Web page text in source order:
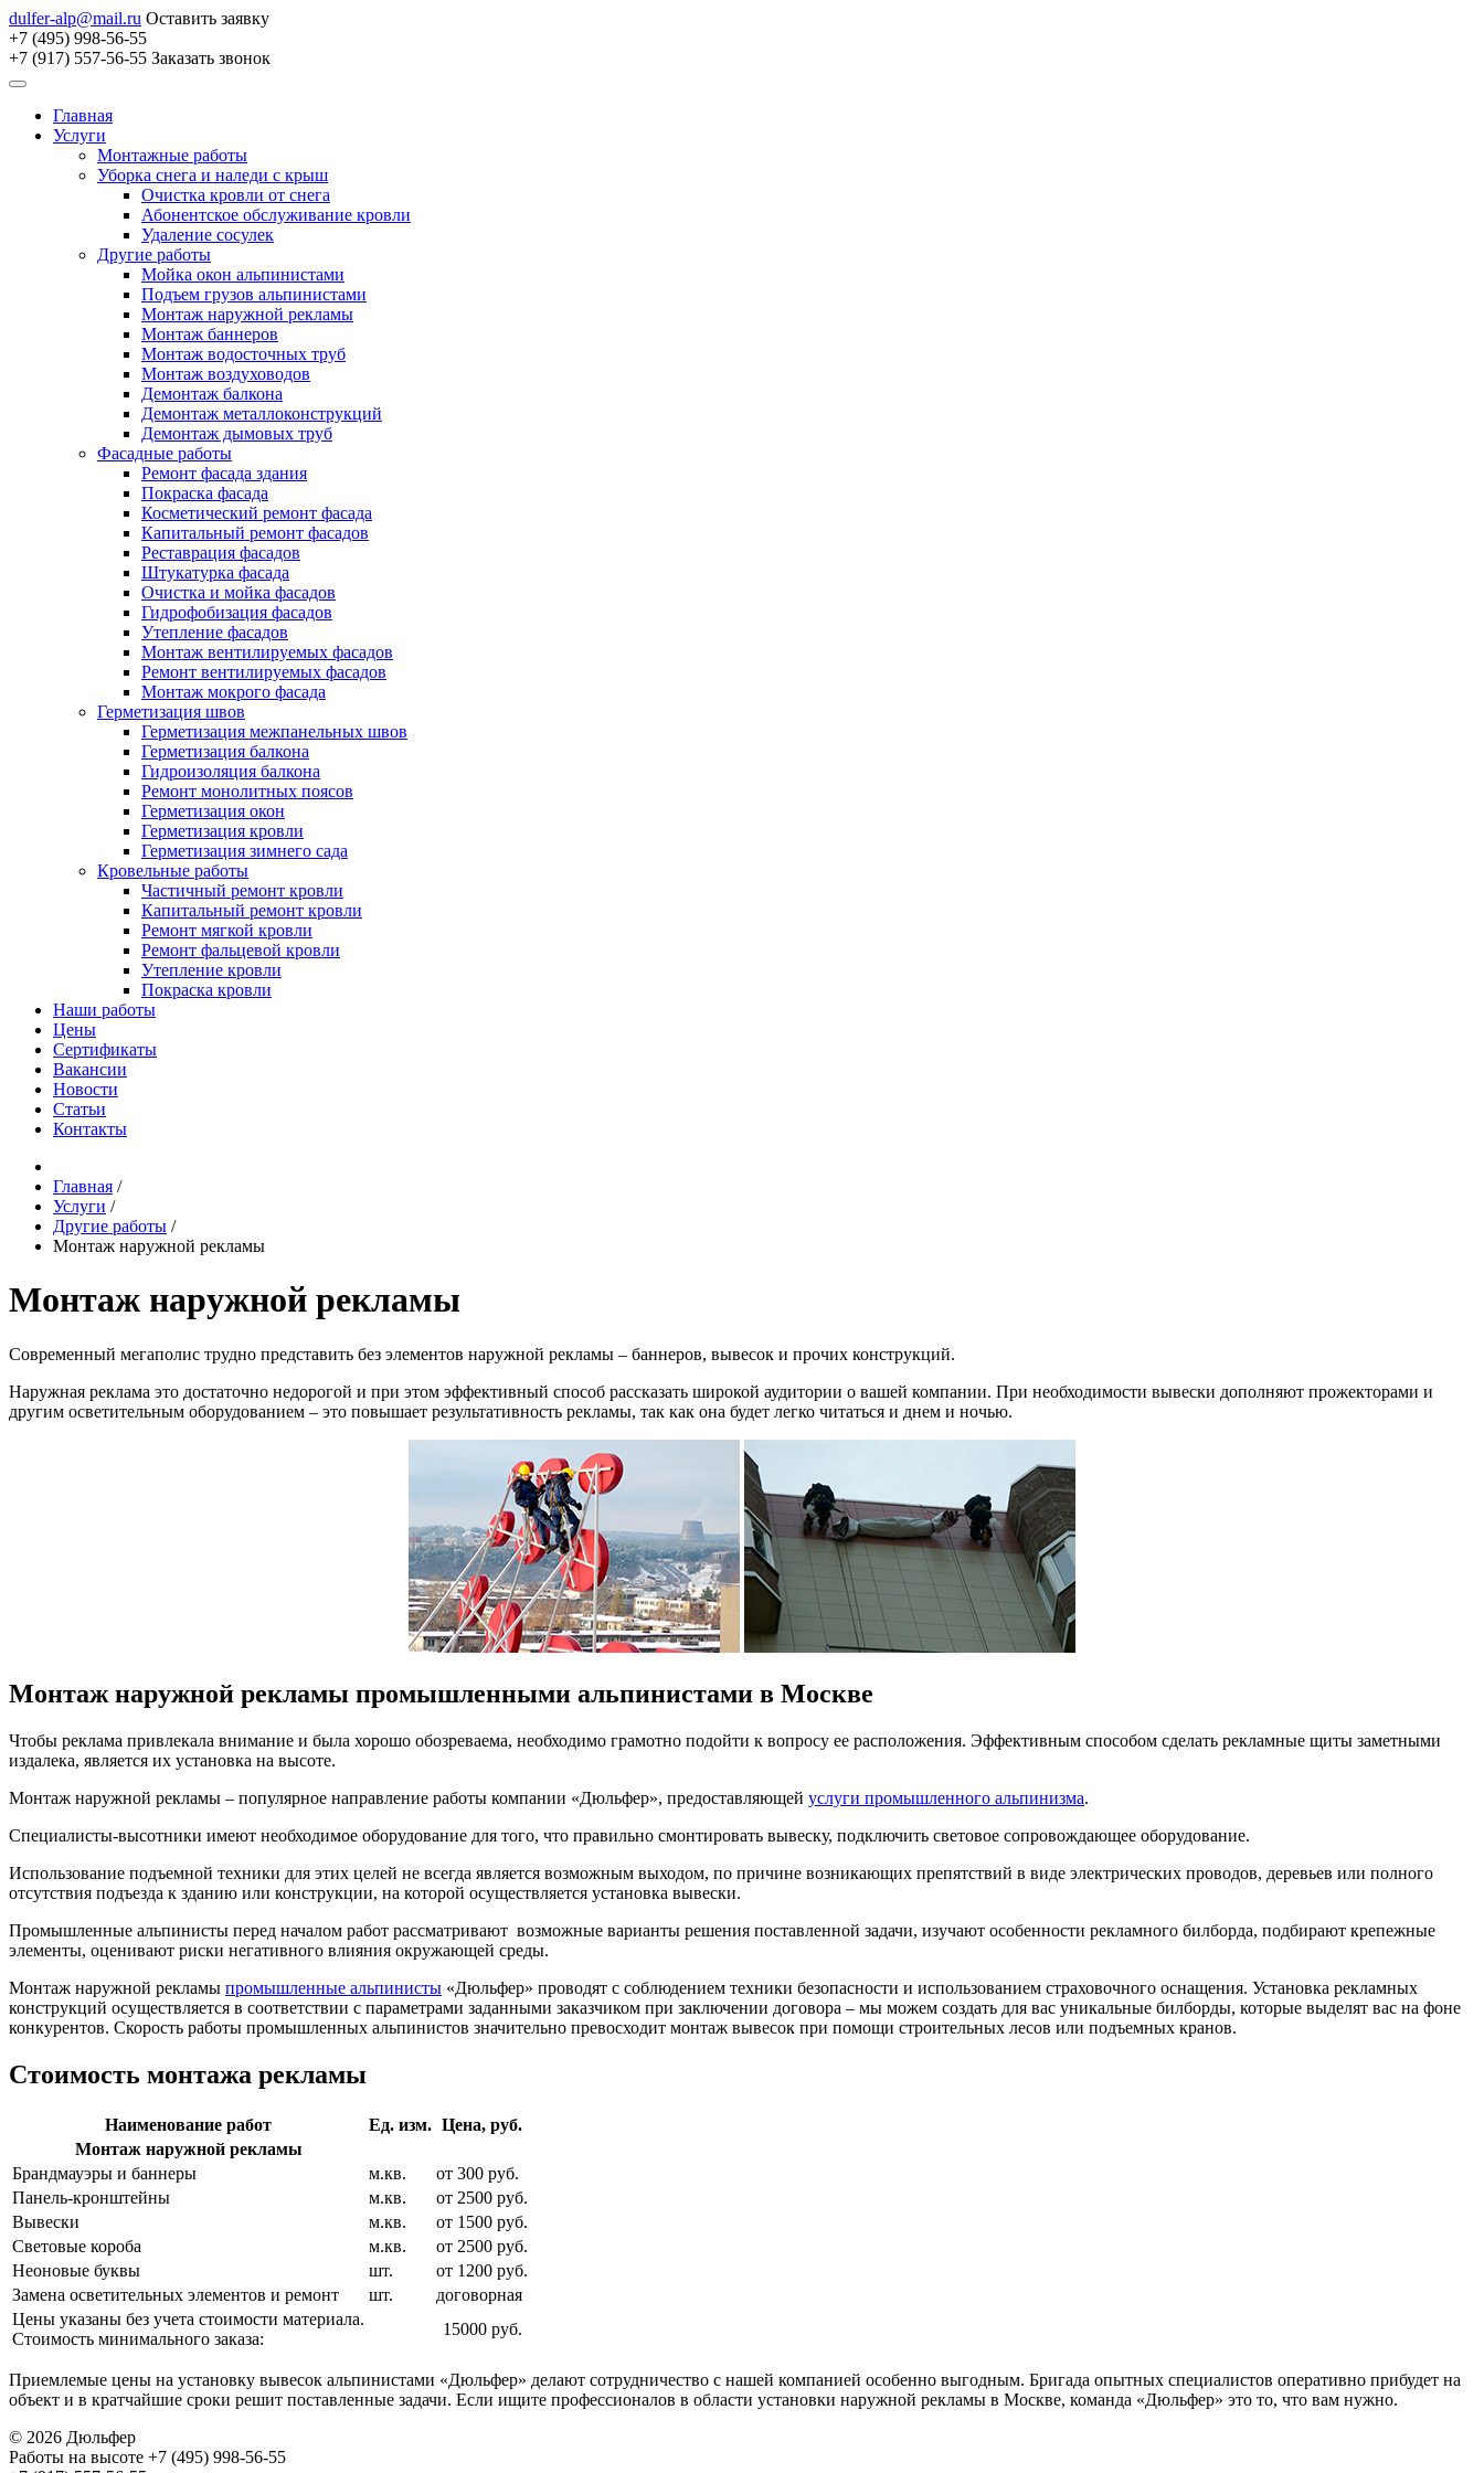
dulfer-alp@mail.ru Оставить заявку
+7 (495) 998-56-55
+7 (917) 557-56-55 Заказать звонок
Главная
Услуги
Монтажные работы
Уборка снега и наледи с крыш
Очистка кровли от снега
Абонентское обслуживание кровли
Удаление сосулек
Другие работы
Мойка окон альпинистами
Подъем грузов альпинистами
Монтаж наружной рекламы
Монтаж баннеров
Монтаж водосточных труб
Монтаж воздуховодов
Демонтаж балкона
Демонтаж металлоконструкций
Демонтаж дымовых труб
Фасадные работы
Ремонт фасада здания
Покраска фасада
Косметический ремонт фасада
Капитальный ремонт фасадов
Реставрация фасадов
Штукатурка фасада
Очистка и мойка фасадов
Гидрофобизация фасадов
Утепление фасадов
Монтаж вентилируемых фасадов
Ремонт вентилируемых фасадов
Монтаж мокрого фасада
Герметизация швов
Герметизация межпанельных швов
Герметизация балкона
Гидроизоляция балкона
Ремонт монолитных поясов
Герметизация окон
Герметизация кровли
Герметизация зимнего сада
Кровельные работы
Частичный ремонт кровли
Капитальный ремонт кровли
Ремонт мягкой кровли
Ремонт фальцевой кровли
Утепление кровли
Покраска кровли
Наши работы
Цены
Сертификаты
Вакансии
Новости
Статьи
Контакты
Главная /
Услуги /
Другие работы /
Монтаж наружной рекламы
Монтаж наружной рекламы
Современный мегаполис трудно представить без элементов наружной рекламы – баннеров, вывесок и прочих конструкций.
Наружная реклама это достаточно недорогой и при этом эффективный способ рассказать широкой аудитории о вашей компании. При необходимости вывески дополняют прожекторами и
другим осветительным оборудованием – это повышает результативность рекламы, так как она будет легко читаться и днем и ночью.
Монтаж наружной рекламы промышленными альпинистами в Москве
Чтобы реклама привлекала внимание и была хорошо обозреваема, необходимо грамотно подойти к вопросу ее расположения. Эффективным способом сделать рекламные щиты заметными
издалека, является их установка на высоте.
Монтаж наружной рекламы – популярное направление работы компании «Дюльфер», предоставляющей услуги промышленного альпинизма.
Специалисты-высотники имеют необходимое оборудование для того, что правильно смонтировать вывеску, подключить световое сопровождающее оборудование.
Использование подъемной техники для этих целей не всегда является возможным выходом, по причине возникающих препятствий в виде электрических проводов, деревьев или полного
отсутствия подъезда к зданию или конструкции, на которой осуществляется установка вывески.
Промышленные альпинисты перед началом работ рассматривают возможные варианты решения поставленной задачи, изучают особенности рекламного билборда, подбирают крепежные
элементы, оценивают риски негативного влияния окружающей среды.
Монтаж наружной рекламы промышленные альпинисты «Дюльфер» проводят с соблюдением техники безопасности и использованием страховочного оснащения. Установка рекламных
конструкций осуществляется в соответствии с параметрами заданными заказчиком при заключении договора – мы можем создать для вас уникальные билборды, которые выделят вас на фоне
конкурентов. Скорость работы промышленных альпинистов значительно превосходит монтаж вывесок при помощи строительных лесов или подъемных кранов.
Стоимость монтажа рекламы
Наименование работ Ед. изм. Цена, руб.
Монтаж наружной рекламы
Брандмауэры и баннеры
м.кв.
от 300 руб.
Панель-кронштейны
м.кв.
от 2500 руб.
Вывески
м.кв.
от 1500 руб.
Световые короба
м.кв.
от 2500 руб.
Неоновые буквы
шт.
от 1200 руб.
Замена осветительных элементов и ремонт
шт.
договорная
Цены указаны без учета стоимости материала.
Стоимость минимального заказа:
15000 руб.
Приемлемые цены на установку вывесок альпинистами «Дюльфер» делают сотрудничество с нашей компанией особенно выгодным. Бригада опытных специалистов оперативно прибудет на
объект и в кратчайшие сроки решит поставленные задачи. Если ищите профессионалов в области установки наружной рекламы в Москве, команда «Дюльфер» это то, что вам нужно.
© 2026 Дюльфер
Работы на высоте +7 (495) 998-56-55